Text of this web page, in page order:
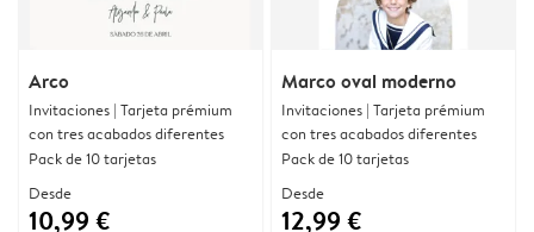
Arco
Invitaciones | Tarjeta prémium
con tres acabados diferentes
Pack de 10 tarjetas
Desde
10,99 €
Marco oval moderno
Invitaciones | Tarjeta prémium
con tres acabados diferentes
Pack de 10 tarjetas
Desde
12,99 €